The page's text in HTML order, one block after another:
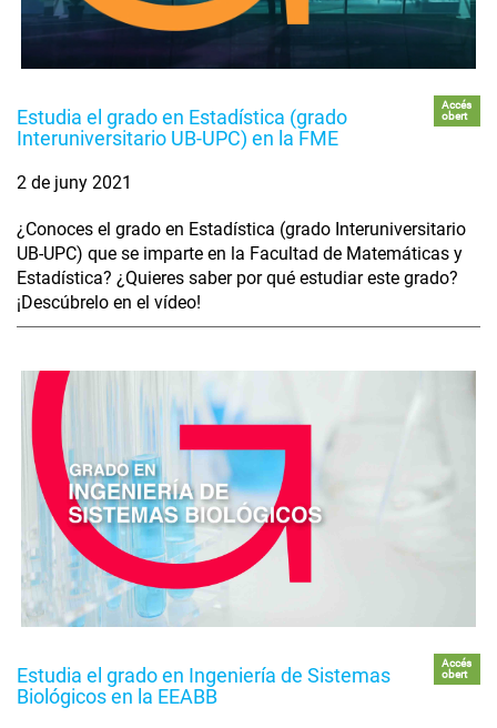
Estudia el grado en Estadística (grado
Interuniversitario UB-UPC) en la FME
Accés
obert
2 de juny 2021
¿Conoces el grado en Estadística (grado Interuniversitario
UB-UPC) que se imparte en la Facultad de Matemáticas y
Estadística? ¿Quieres saber por qué estudiar este grado?
¡Descúbrelo en el vídeo!
Estudia el grado en Ingeniería de Sistemas
Biológicos en la EEABB
Accés
obert